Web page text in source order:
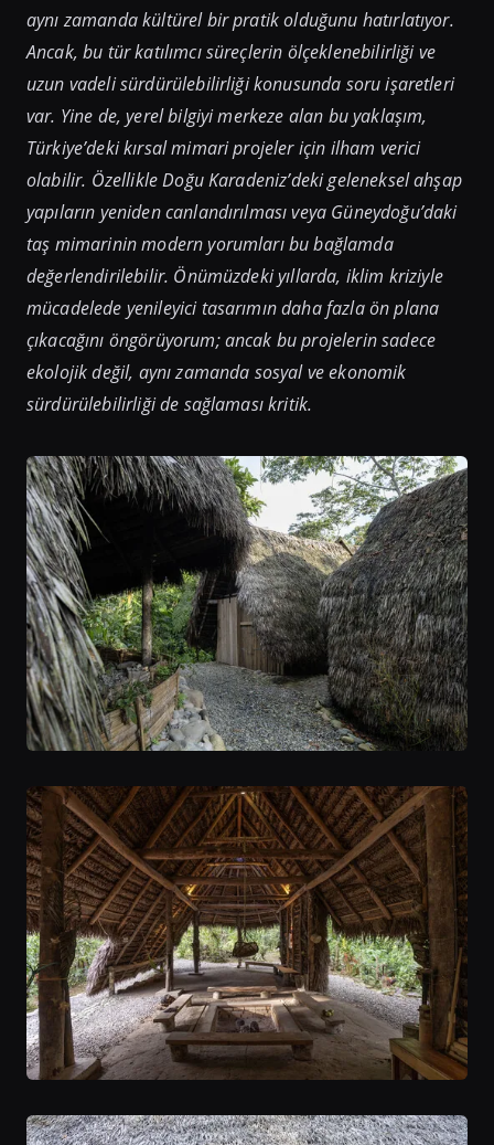
aynı zamanda kültürel bir pratik olduğunu hatırlatıyor.
Ancak, bu tür katılımcı süreçlerin ölçeklenebilirliği ve
uzun vadeli sürdürülebilirliği konusunda soru işaretleri
var. Yine de, yerel bilgiyi merkeze alan bu yaklaşım,
Türkiye’deki kırsal mimari projeler için ilham verici
olabilir. Özellikle Doğu Karadeniz’deki geleneksel ahşap
yapıların yeniden canlandırılması veya Güneydoğu’daki
taş mimarinin modern yorumları bu bağlamda
değerlendirilebilir. Önümüzdeki yıllarda, iklim kriziyle
mücadelede yenileyici tasarımın daha fazla ön plana
çıkacağını öngörüyorum; ancak bu projelerin sadece
ekolojik değil, aynı zamanda sosyal ve ekonomik
sürdürülebilirliği de sağlaması kritik.